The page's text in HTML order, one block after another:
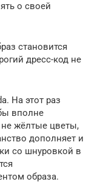
о своей
становится
дресс-код не
На этот раз
вполне
жёлтые цветы,
дополняет и
со шнуровкой в
образа.